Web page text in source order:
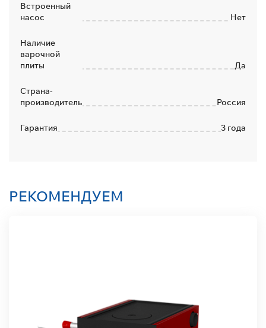
Встроенный
насос
Нет
Наличие
варочной
плиты
Да
Страна-
производитель
Россия
Гарантия 3 года
РЕКОМЕНДУЕМ